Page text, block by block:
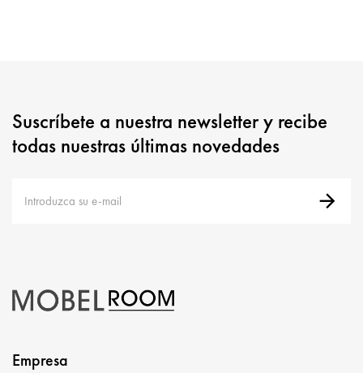
Suscríbete a nuestra newsletter y recibe
todas nuestras últimas novedades
Empresa